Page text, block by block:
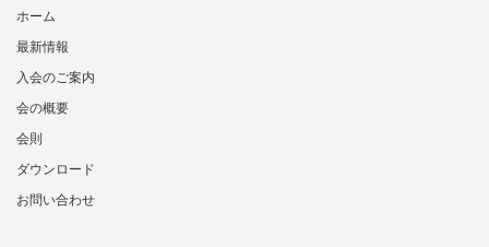
ホーム
最新情報
入会のご案内
会の概要
会則
ダウンロード
お問い合わせ